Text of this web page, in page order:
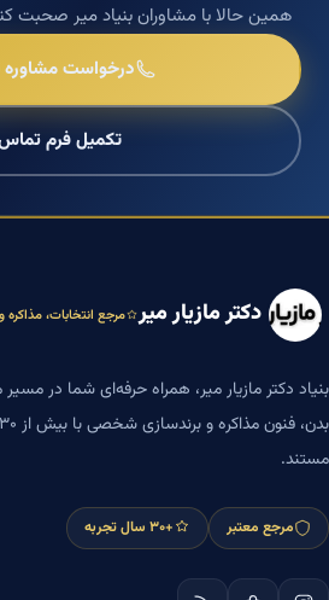
همین حالا با مشاوران بنیاد میر صحبت
درخواست مشاوره
تکمیل فرم
دکتر مازیار میر مرجع انتخابات، مذاکره
بنیاد دکتر مازیار میر، همراه حرفه‌ای شما در
مستند.
مرجع معتبر +۳۰ سال تجربه